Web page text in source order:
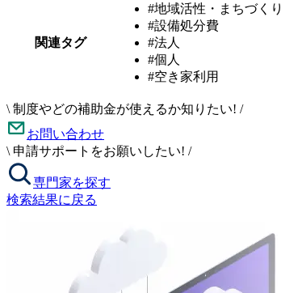
関連タグ
#地域活性・まちづくり
#設備処分費
#法人
#個人
#空き家利用
\ 制度やどの補助金が使えるか知りたい! /
お問い合わせ
\ 申請サポートをお願いしたい! /
専門家を探す
検索結果に戻る